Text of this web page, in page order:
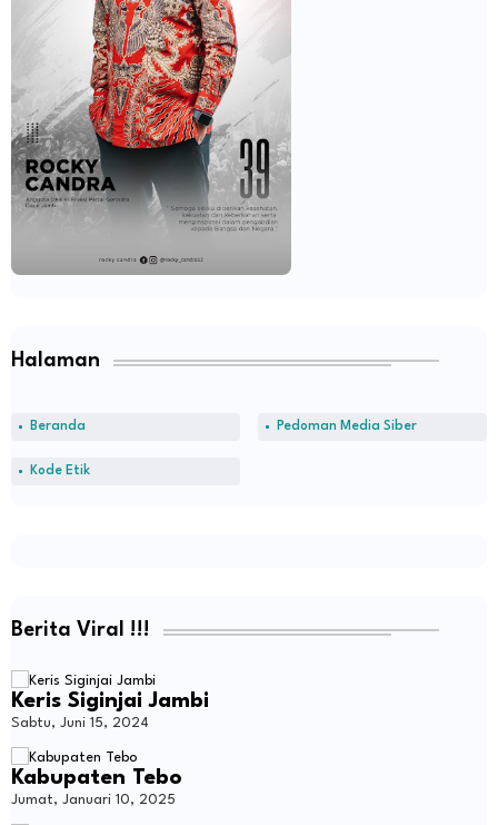
Halaman
Beranda Pedoman Media Siber
Kode Etik
Berita Viral !!!
Keris Siginjai Jambi
Sabtu, Juni 15, 2024
Kabupaten Tebo
Jumat, Januari 10, 2025